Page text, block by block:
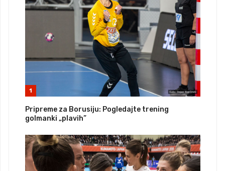
1
Pripreme za Borusiju: Pogledajte trening
golmanki „plavih”